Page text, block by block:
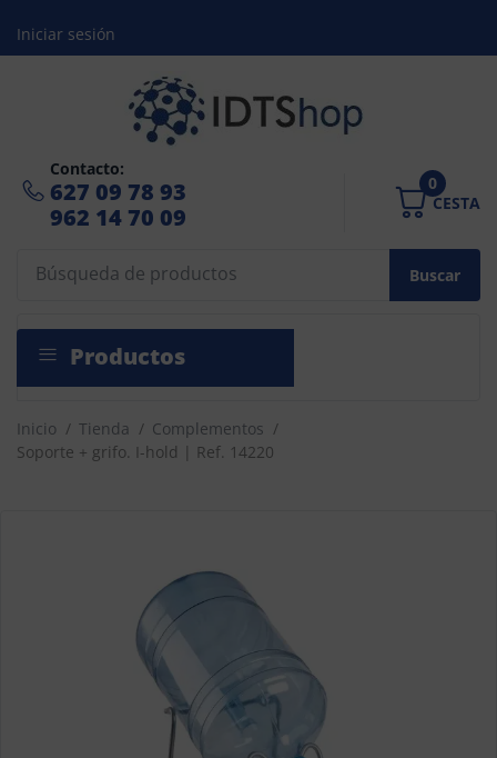
Iniciar sesión
Buscar
Contacto:
627 09 78 93
962 14 70 09
CESTA
0
Productos
Inicio / Tienda / Complementos /
Soporte + grifo. I-hold | Ref. 14220